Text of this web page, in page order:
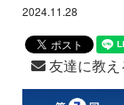
2024.11.28
友達に教え